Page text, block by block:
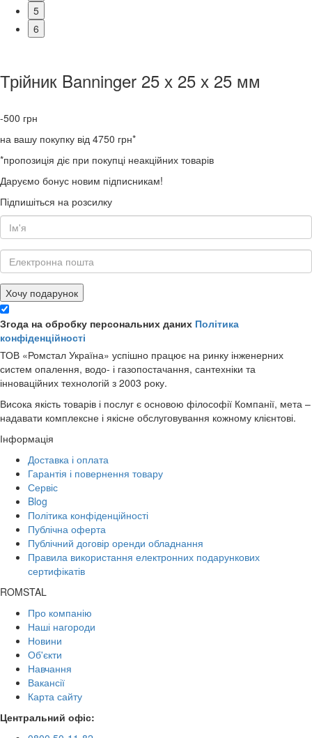
5
6
Трійник Banninger 25 х 25 х 25 мм
-500 грн
на вашу покупку від 4750 грн*
*пропозиція діє при покупці неакційних товарів
Даруємо бонус новим підписникам!
Підпишіться на розсилку
Хочу подарунок
Згода на обробку персональних даних Політика
конфіденційності
ТОВ «Ромстал Україна» успішно працює на ринку інженерних
систем опалення, водо- і газопостачання, сантехніки та
інноваційних технологій з 2003 року.
Висока якість товарів і послуг є основою філософії Компанії, мета –
надавати комплексне і якісне обслуговування кожному клієнтові.
Інформація
Доставка і оплата
Гарантія і повернення товару
Сервіс
Blog
Політика конфіденційності
Публічна оферта
Публічний договір оренди обладнання
Правила використання електронних подарункових
сертифікатів
ROMSTAL
Про компанію
Наші нагороди
Новини
Об'єкти
Навчання
Вакансії
Карта сайту
Центральний офіс: